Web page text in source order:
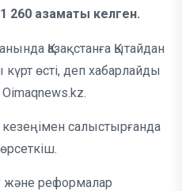
260 азаматы келген.
Қазақстанға Қытайдан
өсті, деп хабарлайды
салыстырғанда
және реформалар